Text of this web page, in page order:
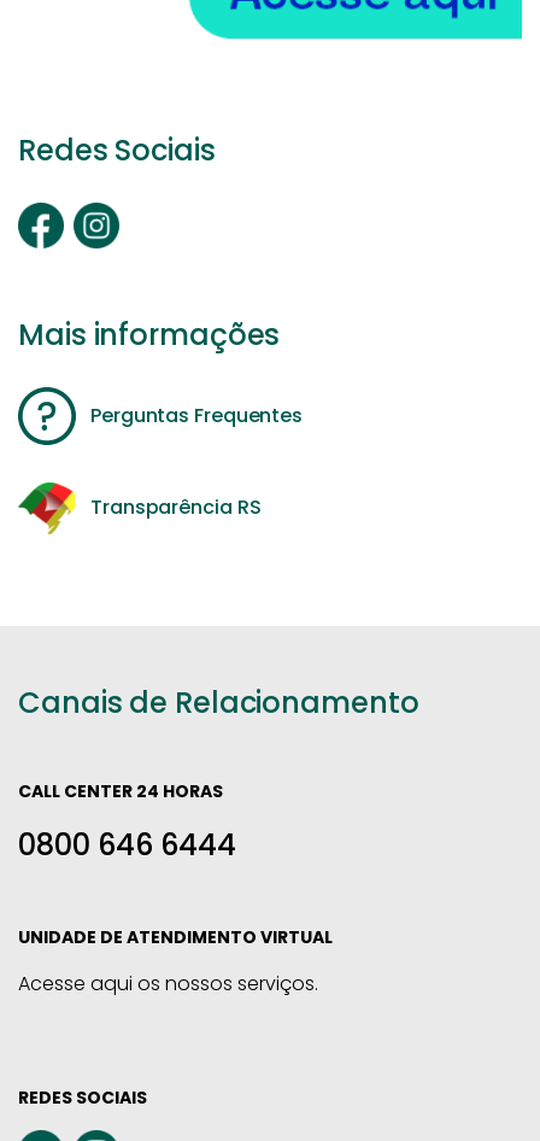
Redes Sociais
Mais informações
Perguntas Frequentes
Transparência RS
Canais de Relacionamento
CALL CENTER 24 HORAS
0800 646 6444
UNIDADE DE ATENDIMENTO VIRTUAL
Acesse aqui os nossos serviços.
REDES SOCIAIS